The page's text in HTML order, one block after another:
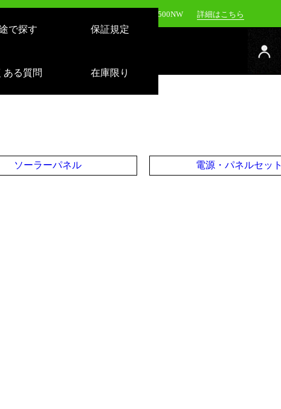
ンライト AirGlowエアグロウ EVO KT-BL500NW 詳細はこちら
10000lm 1500m遠距離照射 スタンドつき IP65 YC-1500M
形/24W切り替え 4800lm 天井照明 LD-24-40RFJ
で探す 保証規定
ある質問 在庫限り
ソーラーパネル 電源・パネルセット